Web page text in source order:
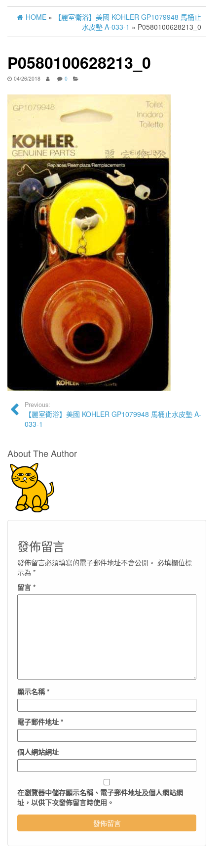
HOME »
【麗室衛浴】美國 KOHLER GP1079948 馬桶止
水皮墊 A-033-1 » P0580100628213_0
P0580100628213_0
04/26/2018 0
Previous:
【麗室衛浴】美國 KOHLER GP1079948 馬桶止水皮墊 A-
033-1
About The Author
發佈留言
發佈留言必須填寫的電子郵件地址不會公開。 必填欄位標
示為 *
留言 *
顯示名稱*
電子郵件地址 *
個人網站網址
在瀏覽器中儲存顯示名稱、電子郵件地址及個人網站網
址，以供下次發佈留言時使用。